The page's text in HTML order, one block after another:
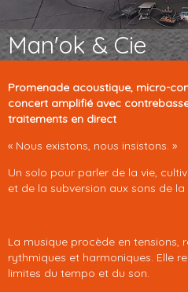
Man'ok & Cie
Promenade acoustique, micro-
concert amplifié avec
traitements en direct
« Nous existons, nous insistons. »
Un solo pour parler de la vie,
et de la subversion aux sons de
La musique procède en tensions,
rythmiques et harmoniques. Elle
limites du tempo et du son.